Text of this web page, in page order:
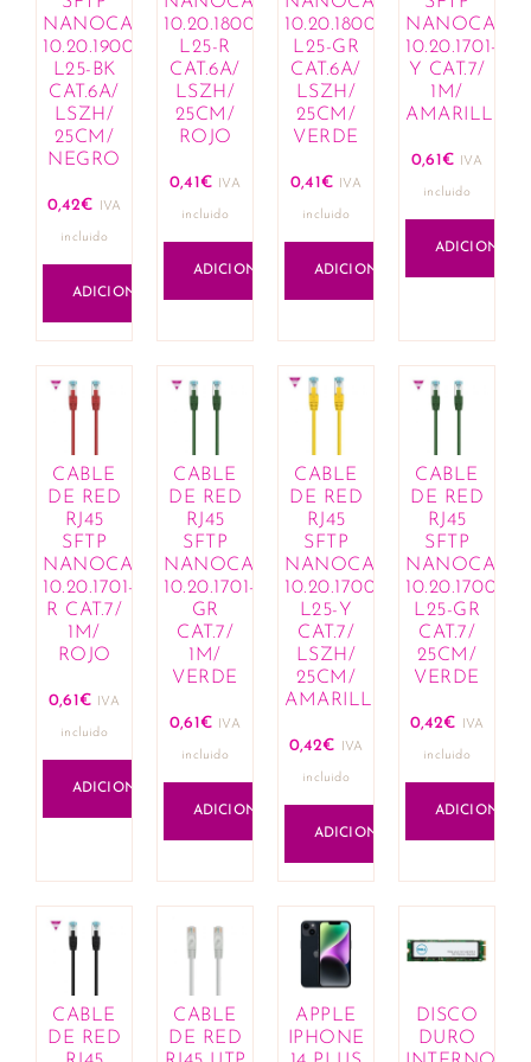
Cremes corantes e hennas
Máscaras e condicionadores
Óleos, loções e exfoliantes
Produtos de fixação para penteados
Queda de cabelo e revitalizantes
Sprays e sérums
Tratamentos capilares
Óleos essenciais e compostos
Construção
Ferramentas
Cosmética
Lábios
Bálsamos labiais
Batons e gloss
Lápis de lábios
Lotes de fragrâncias e cosméticos
Olhos
Anti-olheiras
Eyeliner e lápis
Máscaras de pestanas
Sobrancelhas
Sombras
Rosto
Bases
Blushers
Iluminadores de tez
Pós compactos
Manicure
Removedores de verniz
Vernizes
NANOCABLE
10.20.1900-
L25-BK
CAT.6A/
LSZH/
25CM/
NEGRO
0,42€ IVA
incluido
ADICIONAR
10.20.1800-
L25-R
CAT.6A/
LSZH/
25CM/
ROJO
0,41 € IVA
incluido
ADICIONAR
10.20.1800-
L25-GR
CAT.6A/
LSZH/
25CM/
VERDE
0,41 € IVA
incluido
ADICIONAR
NANOCABLE
10.20.1701-
Y CAT.7/
1M/
AMARILLO
0,61 € IVA
incluido
ADICIONAR
CABLE
DE RED
RJ45
SFTP
NANOCABLE
10.20.1701-
R CAT.7/
1M/
ROJO
0,61 € IVA
incluido
ADICIONAR
CABLE
DE RED
RJ45
SFTP
NANOCABLE
10.20.1701-
GR
CAT.7/
1M/
VERDE
0,61 € IVA
incluido
ADICIONAR
CABLE
DE RED
RJ45
SFTP
NANOCABLE
10.20.1700-
L25-Y
CAT.7/
LSZH/
25CM/
AMARILLO
0,42€ IVA
incluido
ADICIONAR
CABLE
DE RED
RJ45
SFTP
NANOCABLE
10.20.1700-
L25-GR
CAT.7/
25CM/
VERDE
0,42€ IVA
incluido
ADICIONAR
CABLE
DE RED
CABLE
DE RED
APPLE
IPHONE
DISCO
DURO